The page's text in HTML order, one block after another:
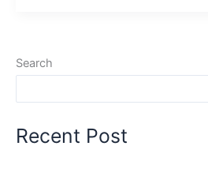
की
Mussoorie
Tourist
Search
Recent Post